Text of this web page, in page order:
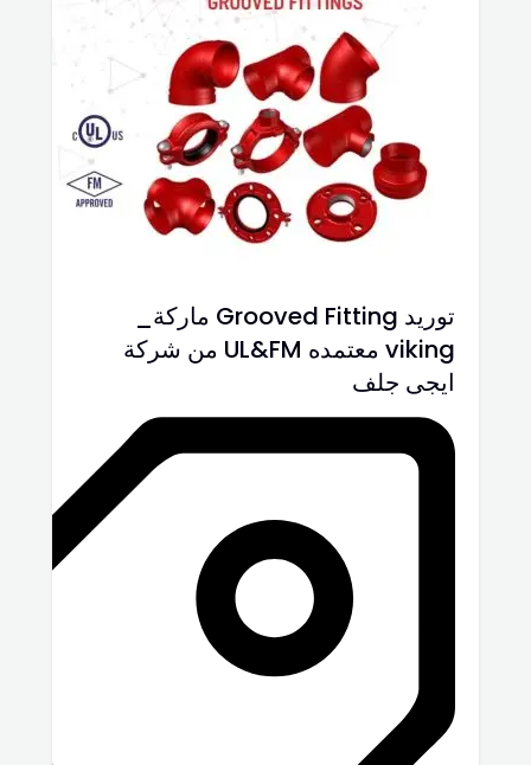
توريد Grooved Fitting ماركة_
viking معتمده UL&FM من شركة
ايجى جلف